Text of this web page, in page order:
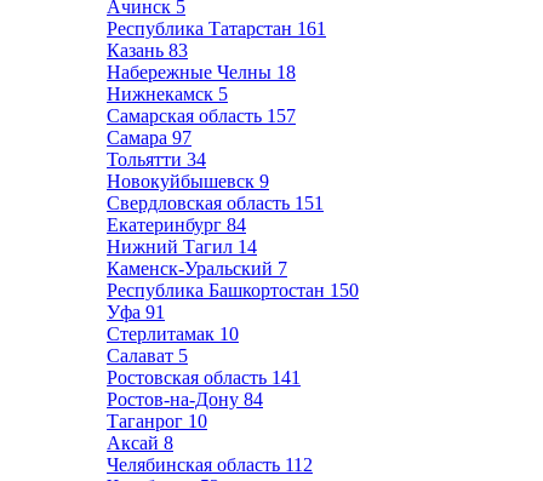
Ачинск 5
Республика Татарстан 161
Казань 83
Набережные Челны 18
Нижнекамск 5
Самарская область 157
Самара 97
Тольятти 34
Новокуйбышевск 9
Свердловская область 151
Екатеринбург 84
Нижний Тагил 14
Каменск-Уральский 7
Республика Башкортостан 150
Уфа 91
Стерлитамак 10
Салават 5
Ростовская область 141
Ростов-на-Дону 84
Таганрог 10
Аксай 8
Челябинская область 112